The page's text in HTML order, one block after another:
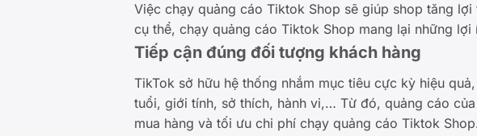
Việc chạy quảng cáo Tiktok Shop sẽ giúp shop tăng
cụ thể, chạy quảng cáo Tiktok Shop mang lại những
Tiếp cận đúng đối tượng khách hàng
TikTok sở hữu hệ thống nhắm mục tiêu cực kỳ hiệu
tuổi, giới tính, sở thích, hành vi,… Từ đó, quảng cáo
mua hàng và tối ưu chi phí chạy quảng cáo Tiktok